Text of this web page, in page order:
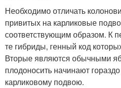
Необходимо отличать
привитых на карликовые
соответствующим образом. К
те гибриды, генный код
Вторые являются обычными
плодоносить начинают
карликовому подвою.